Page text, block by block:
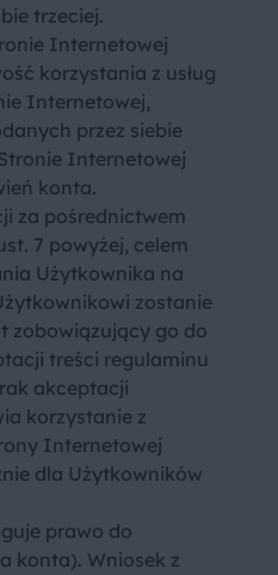
trzeciej.
Internetowej
korzystania z usług
Internetowej,
przez siebie
Internetowej
konta.
za pośrednictwem
7 powyżej, celem
Użytkownika na
zostanie
zobowiązujący go do
treści regulaminu
akceptacji
korzystanie z
Internetowej
dla Użytkowników
prawo do
konta). Wniosek z